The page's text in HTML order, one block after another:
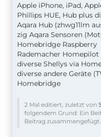
Apple iPhone, iPad,
Phillips HUE, Hub plus
Aqara Hub (zhwg11lm
zig Aqara Sensoren
Homebridge Raspberry
Rademacher
diverse Shellys via
diverse andere Geräte
Homebridge
2 Mal editiert, zuletzt von
folgendem Grund: Ein
Beitrag zusammengefügt.